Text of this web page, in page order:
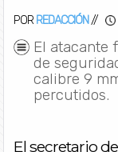
POR REDACCIÓN //
El atacante
de
calibre 9
percutidos.
El secretario